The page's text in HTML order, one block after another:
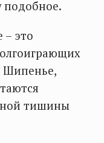
подобное.
– это
Шипенье,
тишины